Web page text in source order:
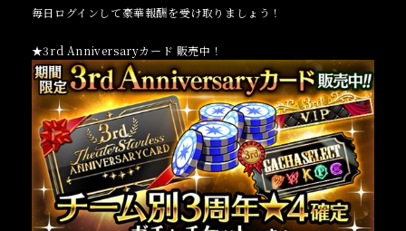
毎日ログインして豪華報酬を受け取りましょう！
★3rd Anniversaryカード 販売中！